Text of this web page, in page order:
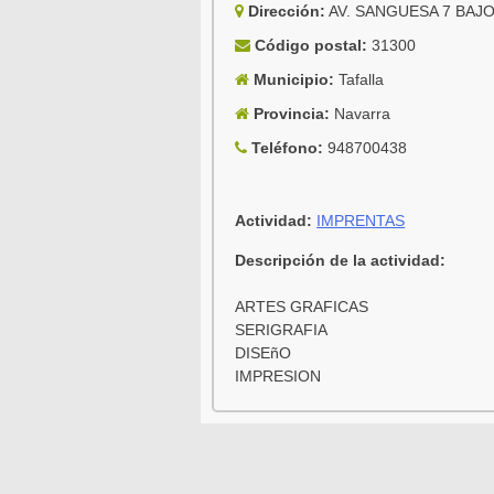
Dirección: AV. SANGUESA 7
Código postal: 31300
Municipio: Tafalla
Provincia: Navarra
Teléfono: 948700438
Actividad: IMPRENTAS
Descripción de la actividad:
ARTES GRAFICAS
SERIGRAFIA
DISEñO
IMPRESION